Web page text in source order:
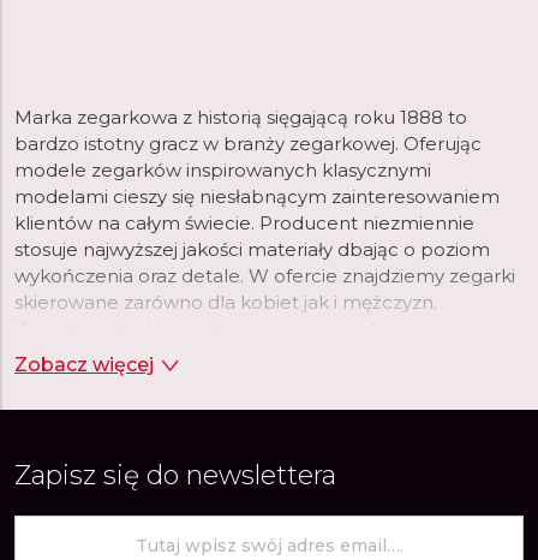
Marka zegarkowa z historią sięgającą roku 1888 to
bardzo istotny gracz w branży zegarkowej. Oferując
modele zegarków inspirowanych klasycznymi
modelami cieszy się niesłabnącym zainteresowaniem
klientów na całym świecie. Producent niezmiennie
stosuje najwyższej jakości materiały dbając o poziom
wykończenia oraz detale. W ofercie znajdziemy zegarki
skierowane zarówno dla kobiet jak i mężczyzn.
skórzane paski oraz klasyczne bransolety. Modele
zarówno casualowe jak i eleganckie, idealnie
komponujące się z niemal każdym wyjściowym
Zobacz więcej
Zapisz się do newslettera